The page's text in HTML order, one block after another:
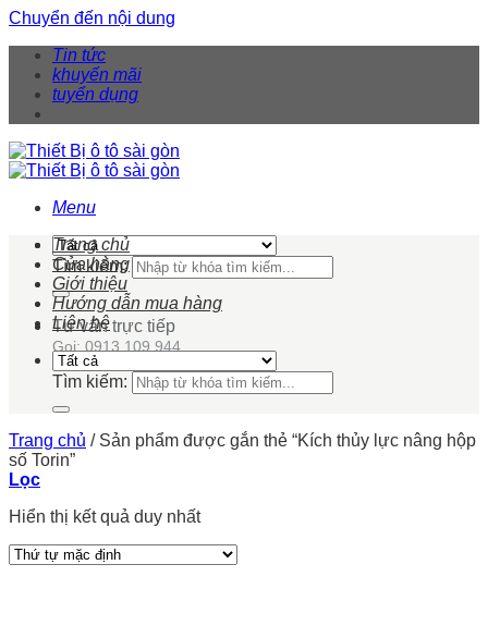
Chuyển đến nội dung
Tin tức
khuyến mãi
tuyển dụng
Menu
Tìm kiếm:
Tư vấn trực tiếp
Gọi: 0913 109 944
Trang chủ
Cửa hàng
Giới thiệu
Hướng dẫn mua hàng
Liên hệ
Tìm kiếm:
Trang chủ /Sản phẩm được gắn thẻ “Kích thủy lực nâng hộp
số Torin”
Lọc
Hiển thị kết quả duy nhất